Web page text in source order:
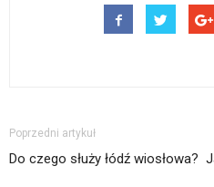
Poprzedni artykuł
Do czego służy łódź wiosłowa?